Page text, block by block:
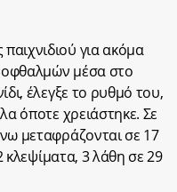
για ακόμα
μέσα στο
έλεγξε το ρυθμό του,
όποτε χρειάστηκε. Σε
μεταφράζονται σε 17
3 λάθη σε 29